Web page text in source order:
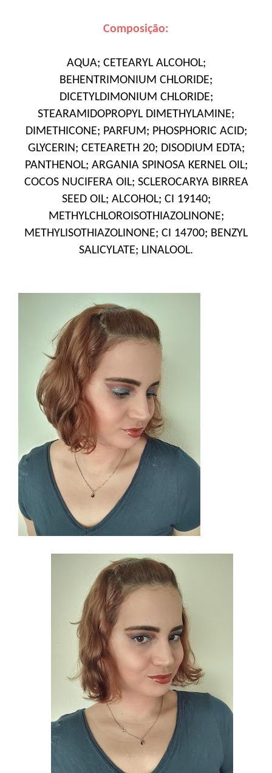
Composição:
AQUA; CETEARYL ALCOHOL;
BEHENTRIMONIUM CHLORIDE;
DICETYLDIMONIUM CHLORIDE;
STEARAMIDOPROPYL DIMETHYLAMINE;
DIMETHICONE; PARFUM; PHOSPHORIC ACID;
GLYCERIN; CETEARETH 20; DISODIUM EDTA;
PANTHENOL; ARGANIA SPINOSA KERNEL OIL;
COCOS NUCIFERA OIL; SCLEROCARYA BIRREA
SEED OIL; ALCOHOL; CI 19140;
METHYLCHLOROISOTHIAZOLINONE;
METHYLISOTHIAZOLINONE; CI 14700; BENZYL
SALICYLATE; LINALOOL.